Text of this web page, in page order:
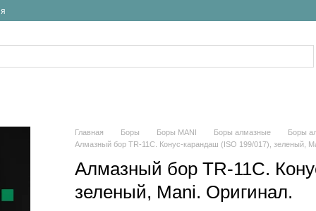
Главная Боры Боры MANI Боры алмазные
Боры
Алмазный бор TR-11C. Конус-карандаш (ISO 199/017), зеленый,
Алмазный бор TR-11C.
зеленый, Mani. Оригинал.